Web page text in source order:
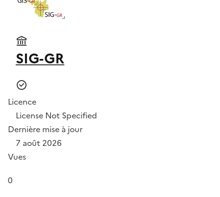
SIG-GR
Licence
License Not Specified
Dernière mise à jour
7 août 2026
Vues
0